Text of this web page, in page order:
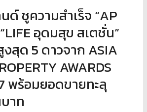
ด์ ชูความสำเร็จ “AP
อุดมสุข สเตชั่น”
งสุด 5 ดาวจาก ASIA
AWARDS
พร้อมยอดขายทะลุ
าท